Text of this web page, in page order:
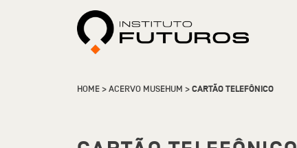
HOME>ACERVO MUSEHUM >CARTÃO TELEFÔNICO